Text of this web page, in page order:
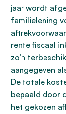
jaar wordt
familielening
rente fiscaal
zo’n
aangegeven
De totale
bepaald door
het gekozen